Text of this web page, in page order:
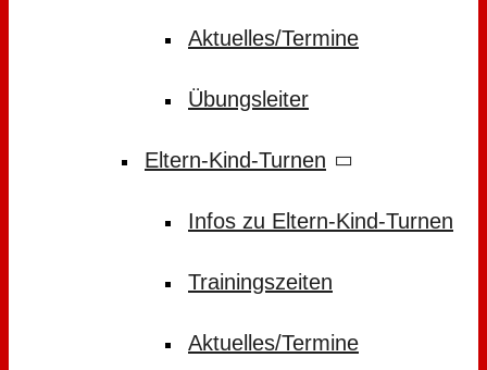
Aktuelles/Termine
Übungsleiter
Eltern-Kind-Turnen
Infos zu Eltern-Kind-Turnen
Trainingszeiten
Aktuelles/Termine